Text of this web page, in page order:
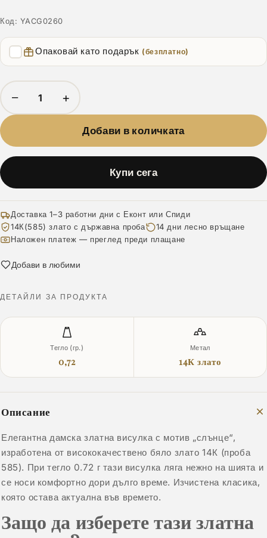
Код: YACG0260
Опаковай като подарък (безплатно)
− +
Добави в количката
Купи сега
Доставка 1–3 работни дни с Еконт или Спиди
14К(585) злато с държавна проба
14 дни лесно връщане
Наложен платеж — преглед преди плащане
Добави в любими
ДЕТАЙЛИ ЗА ПРОДУКТА
Тегло (гр.)
0,72
Метал
14К злато
Описание
Елегантна дамска златна висулка с мотив „слънце“,
изработена от висококачествено бяло злато 14К (проба
585). При тегло 0.72 г тази висулка ляга нежно на шията и
се носи комфортно дори дълго време. Изчистена класика,
която остава актуална във времето.
Защо да изберете тази златна